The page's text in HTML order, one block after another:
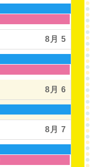
8月 5
8月 6
8月 7